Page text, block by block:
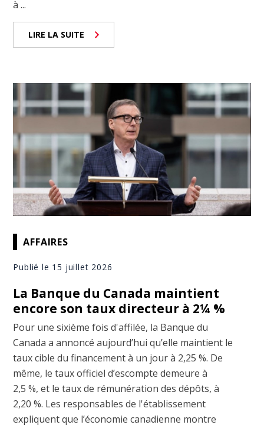
à ...
LIRE LA SUITE
AFFAIRES
Publié le 15 juillet 2026
La Banque du Canada maintient
encore son taux directeur à 2¼ %
Pour une sixième fois d'affilée, la Banque du
Canada a annoncé aujourd’hui qu’elle maintient le
taux cible du financement à un jour à 2,25 %. De
même, le taux officiel d’escompte demeure à
2,5 %, et le taux de rémunération des dépôts, à
2,20 %. Les responsables de l'établissement
expliquent que l’économie canadienne montre